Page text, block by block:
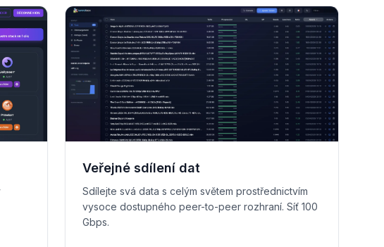
Veřejné sdílení dat
Sdílejte svá data s celým světem prostřednictvím
vysoce dostupného peer-to-peer rozhraní. Síť 100
Gbps.